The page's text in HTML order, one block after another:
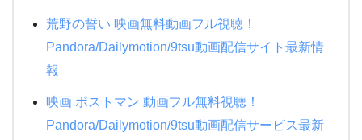
荒野の誓い 映画無料動画フル視聴！
Pandora/Dailymotion/9tsu動画配信サイト最新情
報
映画 ポストマン 動画フル無料視聴！
Pandora/Dailymotion/9tsu動画配信サービス最新